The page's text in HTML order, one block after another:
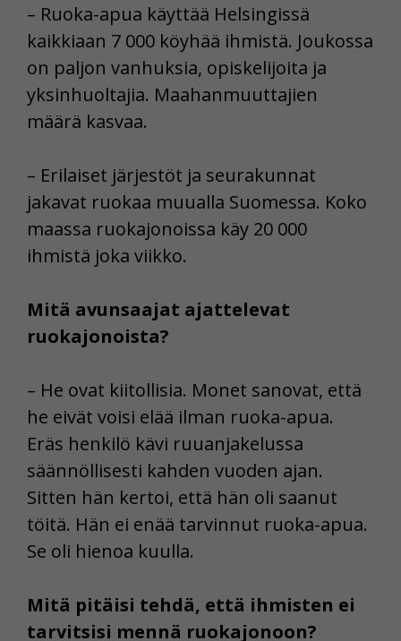
– Ruoka-apua käyttää Helsingissä
kaikkiaan 7 000 köyhää ihmistä. Joukossa
on paljon vanhuksia, opiskelijoita ja
yksinhuoltajia. Maahanmuuttajien
määrä kasvaa.
– Erilaiset järjestöt ja seurakunnat
jakavat ruokaa muualla Suomessa. Koko
maassa ruokajonoissa käy 20 000
ihmistä joka viikko.
Mitä avunsaajat ajattelevat
ruokajonoista?
– He ovat kiitollisia. Monet sanovat, että
he eivät voisi elää ilman ruoka-apua.
Eräs henkilö kävi ruuanjakelussa
säännöllisesti kahden vuoden ajan.
Sitten hän kertoi, että hän oli saanut
töitä. Hän ei enää tarvinnut ruoka-apua.
Se oli hienoa kuulla.
Mitä pitäisi tehdä, että ihmisten ei
tarvitsisi mennä ruokajonoon?